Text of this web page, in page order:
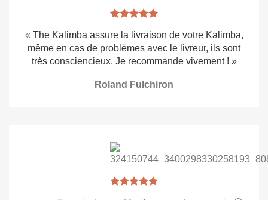
« The Kalimba assure la livraison de votre Kalimba,
même en cas de problèmes avec le livreur, ils sont
très consciencieux. Je recommande vivement ! »
Roland Fulchiron